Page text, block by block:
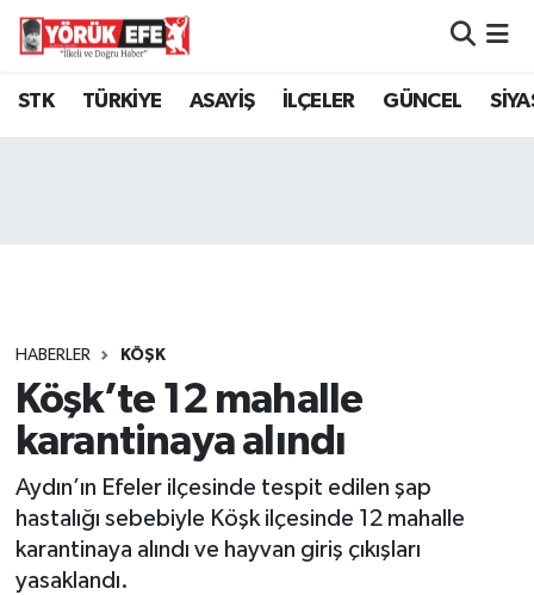
STK TÜRKİYE ASAYİŞ İLÇELER GÜNCEL
HABERLER KÖŞK
Köşk’te 12 mahalle
karantinaya alındı
Aydın’ın Efeler ilçesinde tespit edilen şap
hastalığı sebebiyle Köşk ilçesinde 12 mahalle
karantinaya alındı ve hayvan giriş çıkışları
yasaklandı.
Aydın Nöbetçi Eczaneler
Tüm Manşetler
Son Dakika Haberleri
Haber Arşivi